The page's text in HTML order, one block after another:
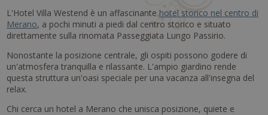
L'Hotel Villa Westend è un affascinantehotel storico nel centro di
Merano, a pochi minuti a piedi dal centro storico e situato
direttamente sulla rinomata Passeggiata Lungo Passirio.
Nonostante la posizione centrale, gli ospiti possono godere di
un'atmosfera tranquilla e rilassante. L'ampio giardino rende
questa struttura un'oasi speciale per una vacanza all'insegna del
relax.
Chi cerca un hotel a Merano che unisca posizione, quiete e